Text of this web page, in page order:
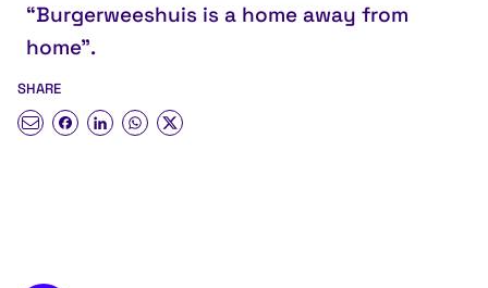
“Burgerweeshuis is a home away from
home”.
SHARE